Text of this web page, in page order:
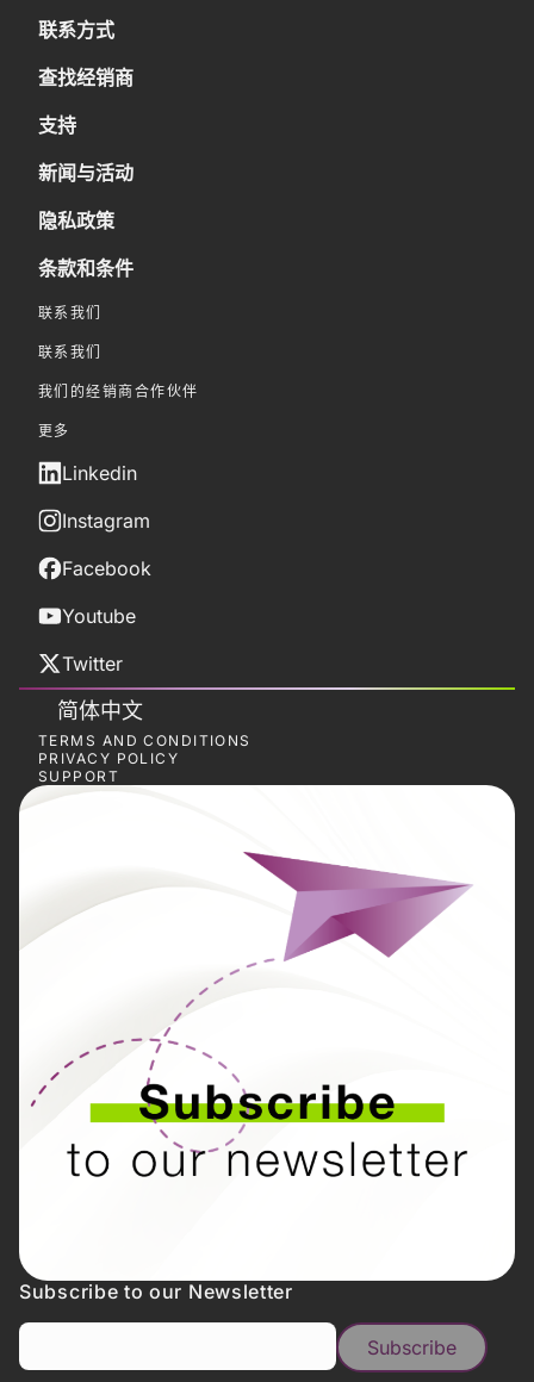
联系方式
查找经销商
支持
新闻与活动
隐私政策
条款和条件
联系我们
联系我们
我们的经销商合作伙伴
更多
Linkedin
Instagram
Facebook
Youtube
Twitter
简体中文
TERMS AND CONDITIONS
PRIVACY POLICY
SUPPORT
Subscribe to our Newsletter